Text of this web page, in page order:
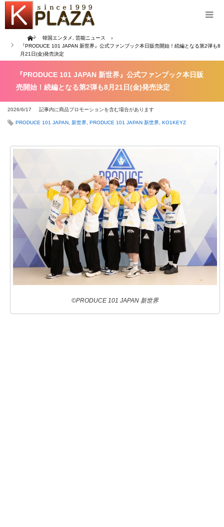
Home 韓国エンタメ
芸能ニュース
『PRODUCE 101 JAPAN 新世界』公式ファンブック本日販売開始！続編となる第2弾も8
月21日(金)発売決定
『PRODUCE 101 JAPAN 新世界』公式ファンブック本日販
売開始！続編となる第2弾も8月21日(金)発売決定
2026/6/17 記事内に商品プロモーションを含む場合があります
PRODUCE 101 JAPAN 新世界 PRODUCE 101 JAPAN 新世界 KO1KEYZ
©PRODUCE 101 JAPAN 新世界